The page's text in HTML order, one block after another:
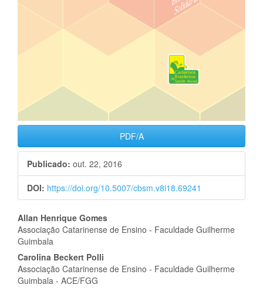
PDF/A
Publicado: out. 22, 2016
DOI: https://doi.org/10.5007/cbsm.v8i18.69241
Conteúdo
do
artigo
principal
Allan Henrique Gomes
Associação Catarinense de Ensino - Faculdade Guilherme
Guimbala
Carolina Beckert Polli
Associação Catarinense de Ensino - Faculdade Guilherme
Guimbala - ACE/FGG